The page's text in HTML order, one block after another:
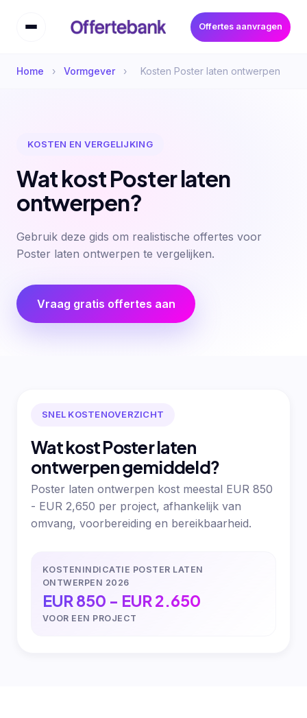
Offertes aanvragen
Home › Vormgever › Kosten Poster laten ontwerpen
KOSTEN EN VERGELIJKING
Wat kost Poster laten
ontwerpen?
Gebruik deze gids om realistische offertes voor
Poster laten ontwerpen te vergelijken.
Vraag gratis offertes aan
SNEL KOSTENOVERZICHT
Wat kost Poster laten
ontwerpen gemiddeld?
Poster laten ontwerpen kost meestal EUR 850
- EUR 2,650 per project, afhankelijk van
omvang, voorbereiding en bereikbaarheid.
KOSTENINDICATIE POSTER LATEN
ONTWERPEN 2026
EUR 850 - EUR 2.650
VOOR EEN PROJECT